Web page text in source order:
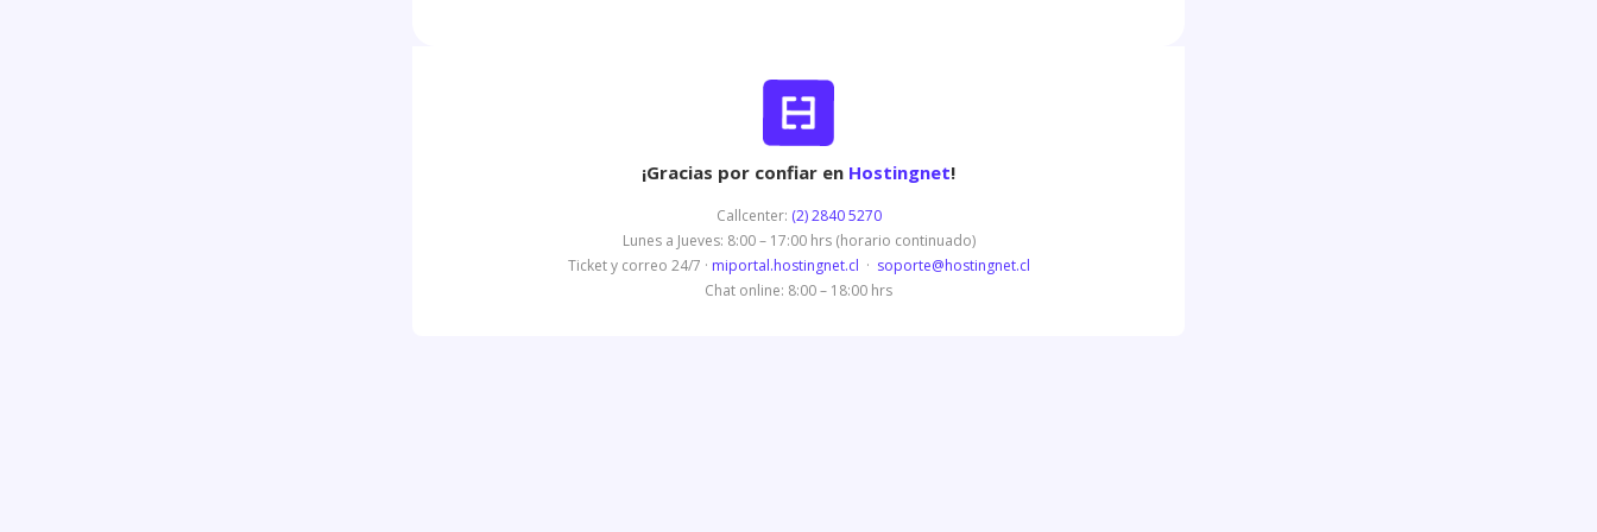
¡Gracias por confiar en Hostingnet!
Callcenter: (2) 2840 5270
Lunes a Jueves: 8:00 – 17:00 hrs (horario continuado)
Ticket y correo 24/7 · miportal.hostingnet.cl · soporte@hostingnet.cl
Chat online: 8:00 – 18:00 hrs